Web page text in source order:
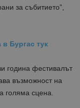
за събитието”,
Бургас тук
година фестивалът
възможност на
голяма сцена.